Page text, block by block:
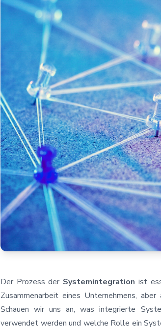
Der Prozess der Systemintegration ist
Zusammenarbeit eines Unternehmens,
Schauen wir uns an, was integrierte
verwendet werden und welche Rolle ein